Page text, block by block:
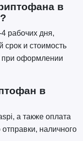
в
рабочих дня,
срок и стоимость
при оформлении
в
а также оплата
наличного